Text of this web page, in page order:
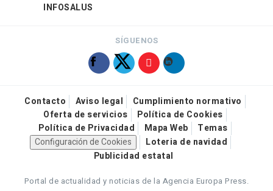
INFOSALUS
SÍGUENOS
Contacto Aviso legal
Cumplimiento normativo
Oferta de servicios
Política de Cookies
Política de Privacidad
Mapa Web
Temas
Configuración de Cookies
Loteria de navidad
Publicidad estatal
Portal de actualidad y noticias de la Agencia Europa Press.